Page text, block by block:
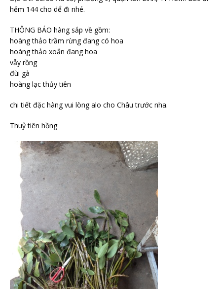
hẻm 144 cho dể đi nhé.
THÔNG BÁO hàng sắp về gồm:
hoàng thảo trầm rừng đang có hoa
hoàng thảo xoắn đang hoa
vẫy rồng
đùi gà
hoàng lạc thủy tiên
chi tiết đặc hàng vui lòng alo cho Châu trước nha.
Thuỷ tiên hồng